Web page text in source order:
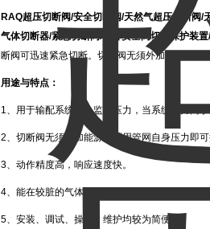
RAQ超压切断阀/安全切断阀/天然气超压切断阀/
气体切断器/紧急切断阀/设备安全阀切断保护装
断阀可迅速紧急切断。切断阀无须外加能源，利
用途与特点：
1、用于输配系统中，监控压力，当系统压力高
2、切断阀无须外加能源，利用管网自身压力即可
3、动作精度高，响应速度快。
4、能在较脏的气体介质中正常工作。
5、安装、调试、操作、维护均较为简便。